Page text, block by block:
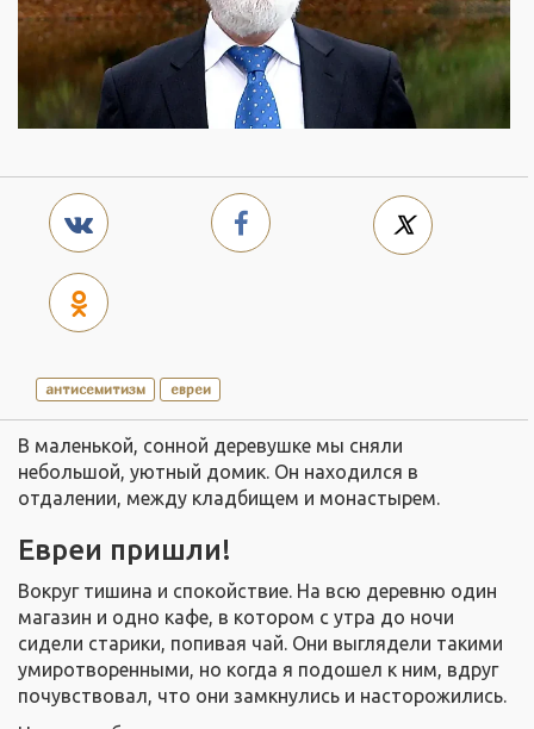
антисемитизм евреи
В маленькой, сонной деревушке мы сняли
небольшой, уютный домик. Он находился в
отдалении, между кладбищем и монастырем.
Евреи пришли!
Вокруг тишина и спокойствие. На всю деревню один
магазин и одно кафе, в котором с утра до ночи
сидели старики, попивая чай. Они выглядели такими
умиротворенными, но когда я подошел к ним, вдруг
почувствовал, что они замкнулись и насторожились.